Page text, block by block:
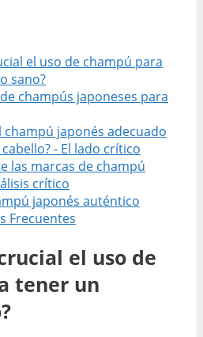
el uso de champú para
sano?
champús japoneses para
champú japonés adecuado
- El lado crítico
las marcas de champú
crítico
japonés auténtico
Frecuentes
el uso de
tener un